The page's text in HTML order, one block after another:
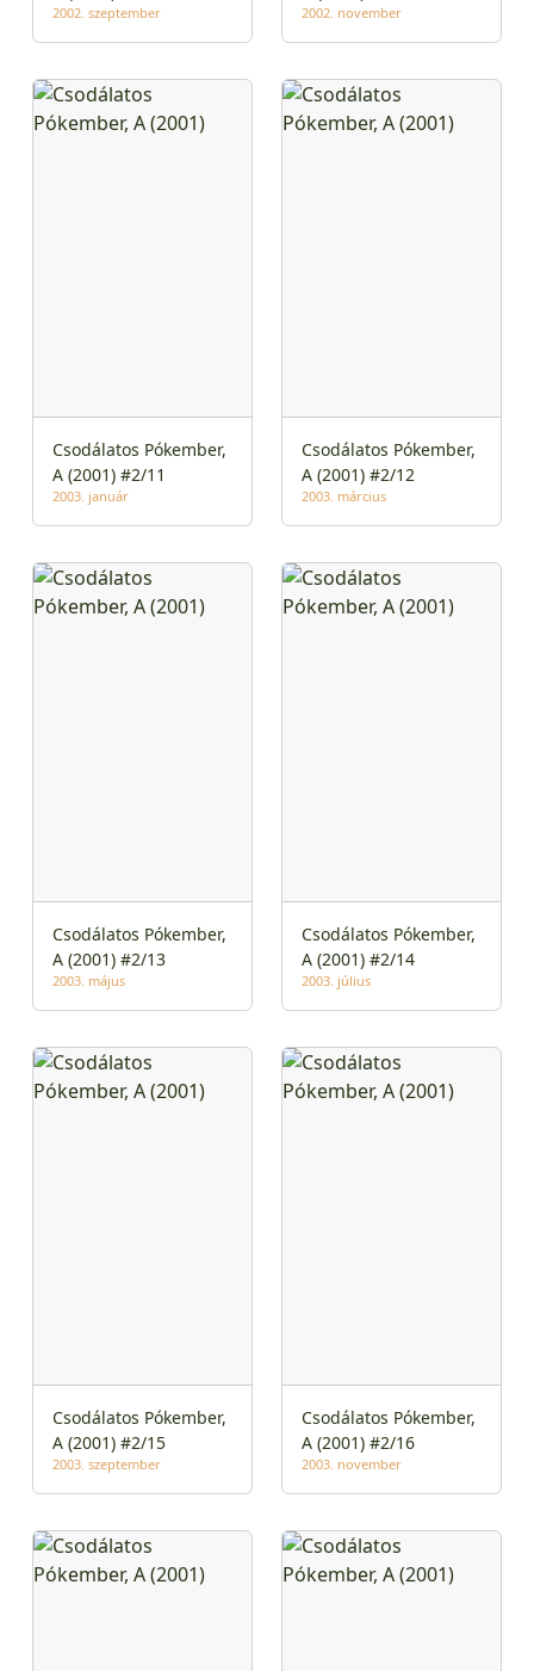
2002. szeptember 2002. november
Csodálatos Pókember,
A (2001) #2/11
2003. január
Csodálatos Pókember,
A (2001) #2/12
2003. március
Csodálatos Pókember,
A (2001) #2/13
2003. május
Csodálatos Pókember,
A (2001) #2/14
2003. július
Csodálatos Pókember,
A (2001) #2/15
2003. szeptember
Csodálatos Pókember,
A (2001) #2/16
2003. november